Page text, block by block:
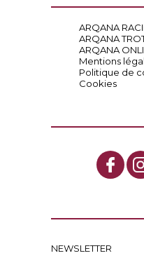
ARQANA
ARQANA
ARQANA
Mentions
Politique de
Cookies
NEWSLETTER